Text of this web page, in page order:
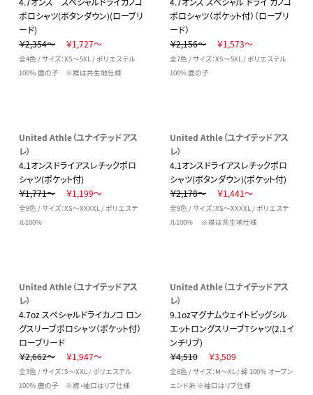
ポロシャツ(ボタンダウン)(ローブリ
ード)
￥2,354～
￥1,727～
全4色 / サイズ：XS～5XL / ポリエステル
100％ 鹿の子 ※襟は共生地仕様
ポロシャツ（ポケット付）（ローブリ
ード）
￥2,156～
￥1,573～
全7色 / サイズ：XS～5XL / ポリエステル
100% 鹿の子
United Athle（ユナイテッドアス
レ）
4.1オンスドライアスレチックポロ
シャツ(ポケット付)
￥1,771～
￥1,199～
全9色 / サイズ：XS～XXXXL / ポリエステ
ル100%
United Athle（ユナイテッドアス
レ）
4.1オンスドライアスレチックポロ
シャツ(ボタンダウン)(ポケット付)
￥2,178～
￥1,441～
全9色 / サイズ：XS～XXXXL / ポリエステ
ル100% ※襟は共生地仕様
United Athle（ユナイテッドアス
レ）
4.7oz スぺシャルドライカノコ ロン
グスリーブポロシャツ（ポケット付）
ローブリード
￥2,662～
￥1,947～
全3色 / サイズ：S～XXL / ポリエステル
100％ 鹿の子 ※襟・袖口はリブ仕様
United Athle（ユナイテッドアス
レ）
9.1ozマグナムウェイトビッグシル
エットロングスリーブTシャツ(2.1イ
ンチリブ)
￥4,510
￥3,509
全6色 / サイズ：M～XL / 綿 100％ オープン
エンド糸 ※袖口はリブ仕様